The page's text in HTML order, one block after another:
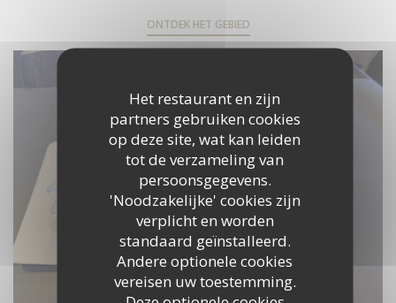
Het restaurant en zijn
partners gebruiken cookies
op deze site, wat kan leiden
tot de verzameling van
persoonsgegevens.
'Noodzakelijke' cookies zijn
verplicht en worden
standaard geïnstalleerd.
Andere optionele cookies
vereisen uw toestemming.
ONTDEK HET GEBIED